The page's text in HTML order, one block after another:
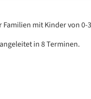
mit Kinder von 0-
in 8 Terminen.